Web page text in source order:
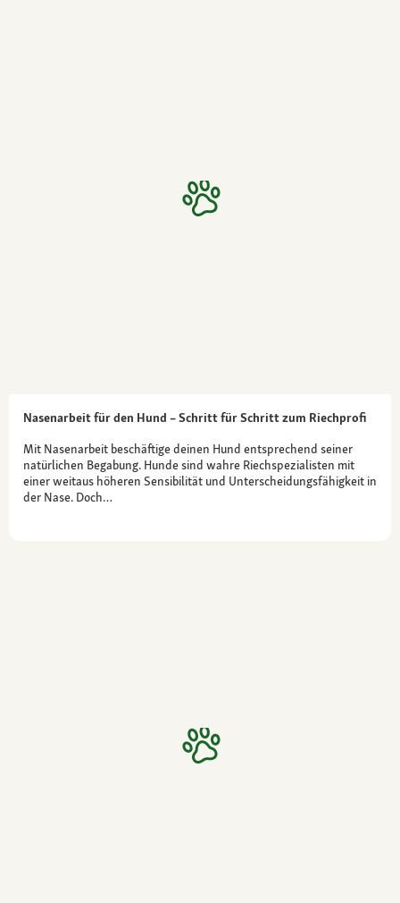
Nasenarbeit für den Hund – Schritt für Schritt zum Riechprofi
Mit Nasenarbeit beschäftige deinen Hund entsprechend seiner
natürlichen Begabung. Hunde sind wahre Riechspezialisten mit
einer weitaus höheren Sensibilität und Unterscheidungsfähigkeit in
der Nase. Doch…